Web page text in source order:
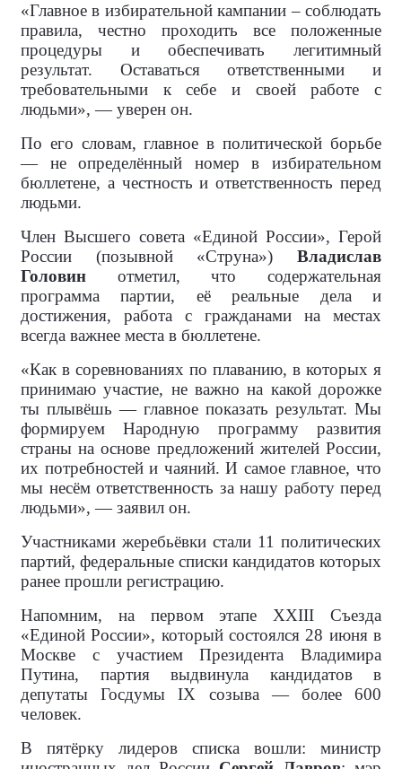
«Главное в избирательной кампании – соблюдать
правила, честно проходить все положенные
процедуры и обеспечивать легитимный
результат. Оставаться ответственными и
требовательными к себе и своей работе с
людьми», — уверен он.
По его словам, главное в политической борьбе
— не определённый номер в избирательном
бюллетене, а честность и ответственность перед
людьми.
Член Высшего совета «Единой России», Герой
России (позывной «Струна») Владислав
Головин отметил, что содержательная
программа партии, её реальные дела и
достижения, работа с гражданами на местах
всегда важнее места в бюллетене.
«Как в соревнованиях по плаванию, в которых я
принимаю участие, не важно на какой дорожке
ты плывёшь — главное показать результат. Мы
формируем Народную программу развития
страны на основе предложений жителей России,
их потребностей и чаяний. И самое главное, что
мы несём ответственность за нашу работу перед
людьми», — заявил он.
Участниками жеребьёвки стали 11 политических
партий, федеральные списки кандидатов которых
ранее прошли регистрацию.
Напомним, на первом этапе XXIII Съезда
«Единой России», который состоялся 28 июня в
Москве с участием Президента Владимира
Путина, партия выдвинула кандидатов в
депутаты Госдумы IX созыва — более 600
человек.
В пятёрку лидеров списка вошли: министр